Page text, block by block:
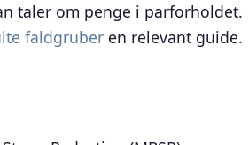
taler om penge i parforholdet.
faldgruber en relevant guide.